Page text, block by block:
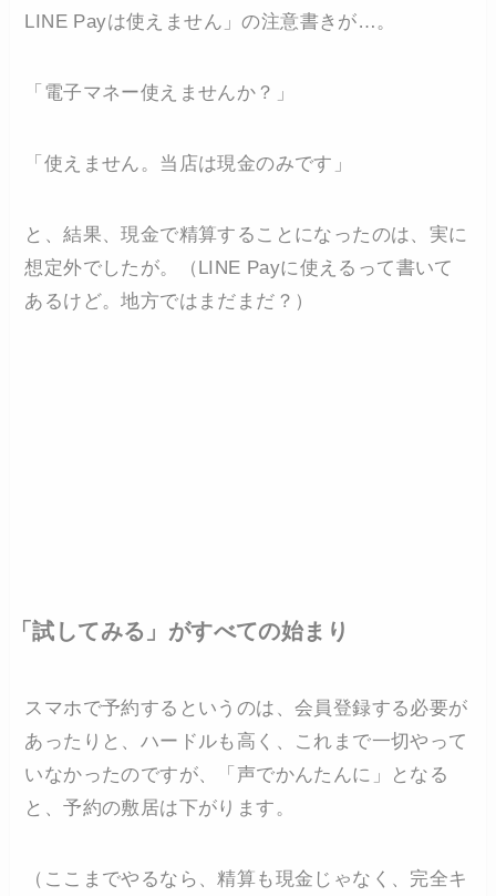
LINE Payは使えません」の注意書きが…。
「電子マネー使えませんか？」
「使えません。当店は現金のみです」
と、結果、現金で精算することになったのは、実に
想定外でしたが。（LINE Payに使えるって書いて
あるけど。地方ではまだまだ？）
「試してみる」がすべての始まり
スマホで予約するというのは、会員登録する必要が
あったりと、ハードルも高く、これまで一切やって
いなかったのですが、「声でかんたんに」となる
と、予約の敷居は下がります。
（ここまでやるなら、精算も現金じゃなく、完全キ